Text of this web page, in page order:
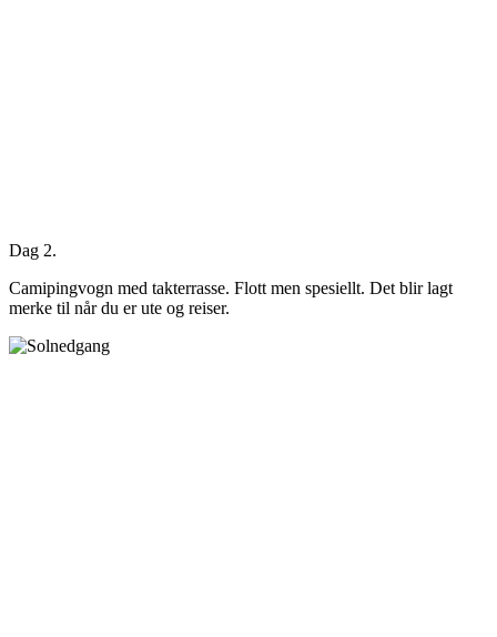
Dag 2.
Camipingvogn med takterrasse. Flott men spesiellt. Det blir lagt
merke til når du er ute og reiser.